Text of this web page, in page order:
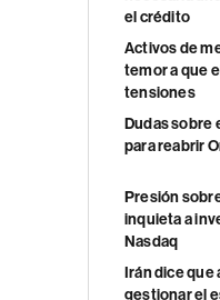
el crédito
Activos de
temor a que
tensiones
Dudas sobre
para reabrir
Presión
inquieta a
Nasdaq
Irán dice que
gestionar el